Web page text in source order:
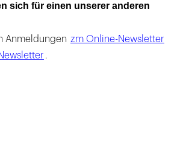
sich für einen unserer anderen
Anmeldungen zm Online-Newsletter
.